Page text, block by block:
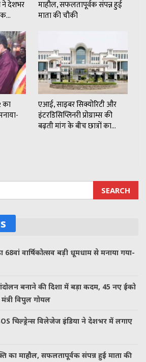
ने देशभर
माहौल, सफलतापूर्वक संपन्न हुई
माता की चौकी
का
एआई, साइबर सिक्योरिटी और
इंटरडिसिप्लिनरी प्रोग्राम्स की
बढ़ती मांग के बीच छात्रों का…
68वां वार्षिकोत्सव बड़ी धूमधाम से मनाया गया-
बनाने की दिशा में बड़ा कदम, 45 नए ईको
विपुल गोयल
चिल्ड्रेन्स विलेजेज इंडिया ने देशभर में लगाए
का माहौल, सफलतापूर्वक संपन्न हुई माता की